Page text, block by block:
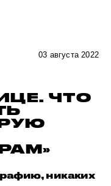
03 августа 2022
ЧТО
никаких